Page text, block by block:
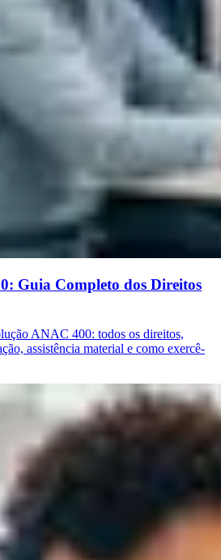
Guia Completo dos Direitos
ANAC 400: todos os direitos,
assistência material e como exercê-